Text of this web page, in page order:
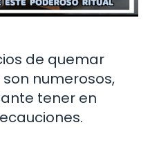
de quemar
numerosos,
tener en